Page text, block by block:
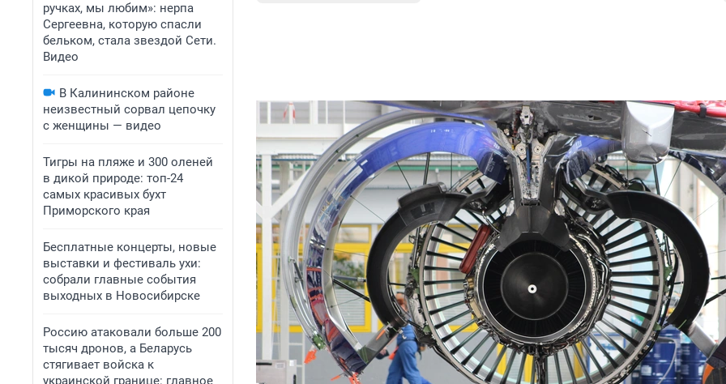
ручках, мы любим»: нерпа
Сергеевна, которую спасли
бельком, стала звездой Сети.
Видео
В Калининском районе
неизвестный сорвал цепочку
с женщины — видео
Тигры на пляже и 300 оленей
в дикой природе: топ-24
самых красивых бухт
Приморского края
Бесплатные концерты, новые
выставки и фестиваль ухи:
собрали главные события
выходных в Новосибирске
Россию атаковали больше 200
тысяч дронов, а Беларусь
стягивает войска к
украинской границе: главное